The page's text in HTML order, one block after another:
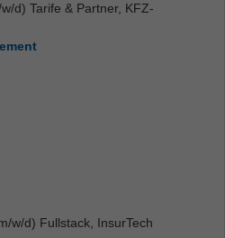
d) Tarife & Partner, KFZ-
w/d) Fullstack, InsurTech